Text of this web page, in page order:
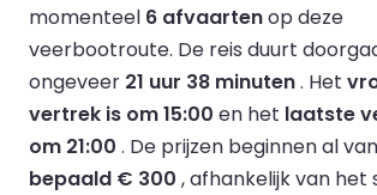
momenteel 6 afvaartenop deze
veerbootroute. De reis duurt
ongeveer 21 uur 38 minuten. Het
vertrek is om 15:00 en het laatste
om 21:00 . De prijzen beginnen al
bepaald € 300 , afhankelijk van het